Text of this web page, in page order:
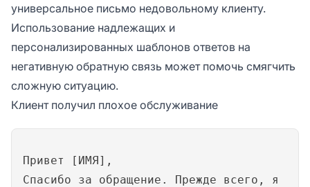
универсальное письмо недовольному клиенту.
Использование надлежащих и
персонализированных шаблонов ответов на
негативную обратную связь может помочь смягчить
сложную ситуацию.
Клиент получил плохое обслуживание
Привет [ИМЯ],
Спасибо за обращение. Прежде всего, я